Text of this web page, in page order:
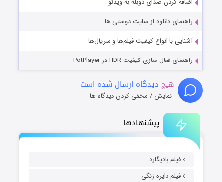
پیشنهادها
فیلم بادیگارد
فیلم دایره زنگی
اضافه کردن صدای دوبله به ویدئو
راهنمای دانلود از سایت دوستی ها
آشنایی با انواع کیفیت فیلم‌ها و سریال‌ها
راهنمای فعال سازی کیفیت HDR در PotPlayer
هیچ دیدگاه ارسال شده است
نمایش / مخفی کردن دیدگاه ها